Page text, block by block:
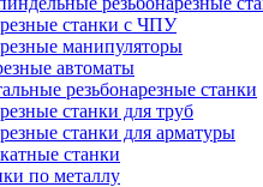
станки с ЧПУ
манипуляторы
автоматы
резьбонарезные станки
станки для труб
станки для арматуры
станки
по металлу